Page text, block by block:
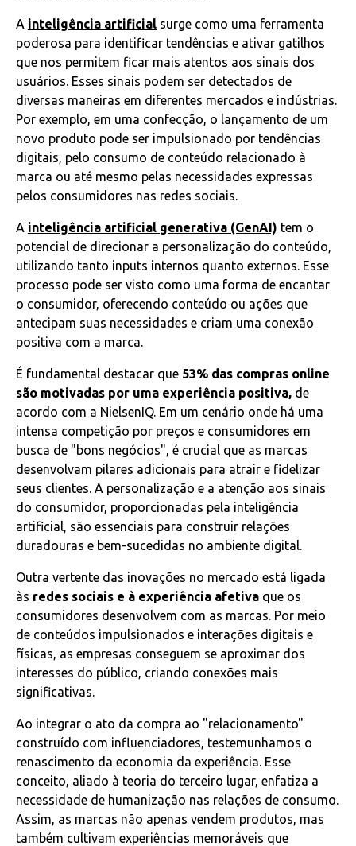
A inteligência artificial surge como uma ferramenta
poderosa para identificar tendências e ativar gatilhos
que nos permitem ficar mais atentos aos sinais dos
usuários. Esses sinais podem ser detectados de
diversas maneiras em diferentes mercados e indústrias.
Por exemplo, em uma confecção, o lançamento de um
novo produto pode ser impulsionado por tendências
digitais, pelo consumo de conteúdo relacionado à
marca ou até mesmo pelas necessidades expressas
pelos consumidores nas redes sociais.
A inteligência artificial generativa (GenAI) tem o
potencial de direcionar a personalização do conteúdo,
utilizando tanto inputs internos quanto externos. Esse
processo pode ser visto como uma forma de encantar
o consumidor, oferecendo conteúdo ou ações que
antecipam suas necessidades e criam uma conexão
positiva com a marca.
É fundamental destacar que 53% das compras online
são motivadas por uma experiência positiva, de
acordo com a NielsenIQ. Em um cenário onde há uma
intensa competição por preços e consumidores em
busca de "bons negócios", é crucial que as marcas
desenvolvam pilares adicionais para atrair e fidelizar
seus clientes. A personalização e a atenção aos sinais
do consumidor, proporcionadas pela inteligência
artificial, são essenciais para construir relações
duradouras e bem-sucedidas no ambiente digital.
Outra vertente das inovações no mercado está ligada
às redes sociais e à experiência afetiva que os
consumidores desenvolvem com as marcas. Por meio
de conteúdos impulsionados e interações digitais e
físicas, as empresas conseguem se aproximar dos
interesses do público, criando conexões mais
significativas.
Ao integrar o ato da compra ao "relacionamento"
construído com influenciadores, testemunhamos o
renascimento da economia da experiência. Esse
conceito, aliado à teoria do terceiro lugar, enfatiza a
necessidade de humanização nas relações de consumo.
Assim, as marcas não apenas vendem produtos, mas
também cultivam experiências memoráveis que